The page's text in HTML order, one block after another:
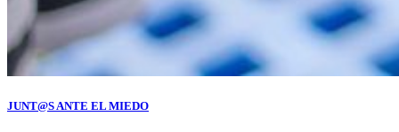
JUNT@S ANTE EL MIEDO